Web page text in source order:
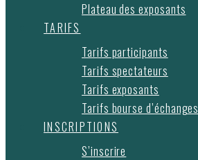
Plateau des exposants
TARIFS
Tarifs participants
Tarifs spectateurs
Tarifs exposants
Tarifs bourse d’échanges
INSCRIPTIONS
S’inscrire